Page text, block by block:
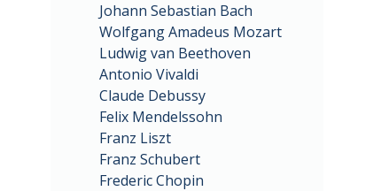
Johann Sebastian Bach
Wolfgang Amadeus Mozart
Ludwig van Beethoven
Antonio Vivaldi
Claude Debussy
Felix Mendelssohn
Franz Liszt
Franz Schubert
Frederic Chopin